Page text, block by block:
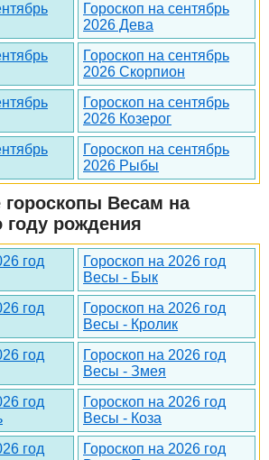
Гороскоп на сентябрь
2026 Дева
Гороскоп на сентябрь
2026 Скорпион
Гороскоп на сентябрь
2026 Козерог
Гороскоп на сентябрь
2026 Рыбы
Весам на
году рождения
год
Гороскоп на 2026 год
Весы - Бык
год
Гороскоп на 2026 год
Весы - Кролик
год
Гороскоп на 2026 год
Весы - Змея
год
Гороскоп на 2026 год
Весы - Коза
год
Гороскоп на 2026 год